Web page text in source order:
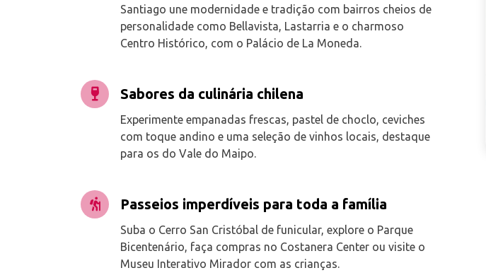
Santiago une modernidade e tradição com bairros cheios de
personalidade como Bellavista, Lastarria e o charmoso
Centro Histórico, com o Palácio de La Moneda.
Sabores da culinária chilena
Experimente empanadas frescas, pastel de choclo, ceviches
com toque andino e uma seleção de vinhos locais, destaque
para os do Vale do Maipo.
Passeios imperdíveis para toda a família
Suba o Cerro San Cristóbal de funicular, explore o Parque
Bicentenário, faça compras no Costanera Center ou visite o
Museu Interativo Mirador com as crianças.